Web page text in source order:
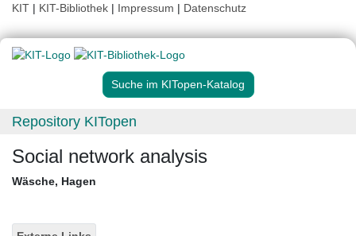
KIT | KIT-Bibliothek | Impressum | Datenschutz
Suche im KITopen-Katalog
Repository KITopen
Social network analysis
Wäsche, Hagen